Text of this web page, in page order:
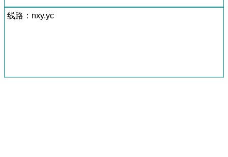
线路：nxy.yc